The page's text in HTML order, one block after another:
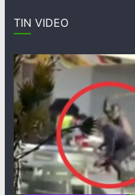
TIN VIDEO